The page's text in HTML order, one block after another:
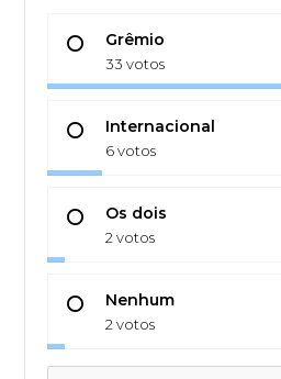
Grêmio
33 votos
Internacional
6 votos
Os dois
2 votos
Nenhum
2 votos